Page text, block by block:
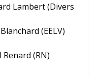
Lambert (Divers
(EELV)
(RN)